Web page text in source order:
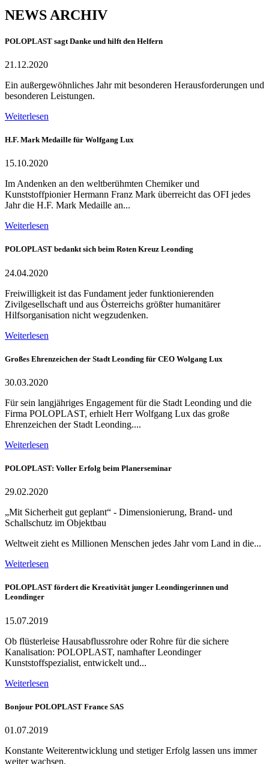
NEWS ARCHIV
POLOPLAST sagt Danke und hilft den Helfern
21.12.2020
Ein außergewöhnliches Jahr mit besonderen Herausforderungen und
besonderen Leistungen.
Weiterlesen
H.F. Mark Medaille für Wolfgang Lux
15.10.2020
Im Andenken an den weltberühmten Chemiker und
Kunststoffpionier Hermann Franz Mark überreicht das OFI jedes
Jahr die H.F. Mark Medaille an...
Weiterlesen
POLOPLAST bedankt sich beim Roten Kreuz Leonding
24.04.2020
Freiwilligkeit ist das Fundament jeder funktionierenden
Zivilgesellschaft und aus Österreichs größter humanitärer
Hilfsorganisation nicht wegzudenken.
Weiterlesen
Großes Ehrenzeichen der Stadt Leonding für CEO Wolgang Lux
30.03.2020
Für sein langjähriges Engagement für die Stadt Leonding und die
Firma POLOPLAST, erhielt Herr Wolfgang Lux das große
Ehrenzeichen der Stadt Leonding....
Weiterlesen
POLOPLAST: Voller Erfolg beim Planerseminar
29.02.2020
„Mit Sicherheit gut geplant“ - Dimensionierung, Brand- und
Schallschutz im Objektbau
Weltweit zieht es Millionen Menschen jedes Jahr vom Land in die...
Weiterlesen
POLOPLAST fördert die Kreativität junger Leondingerinnen und
Leondinger
15.07.2019
Ob flüsterleise Hausabflussrohre oder Rohre für die sichere
Kanalisation: POLOPLAST, namhafter Leondinger
Kunststoffspezialist, entwickelt und...
Weiterlesen
Bonjour POLOPLAST France SAS
01.07.2019
Konstante Weiterentwicklung und stetiger Erfolg lassen uns immer
weiter wachsen.